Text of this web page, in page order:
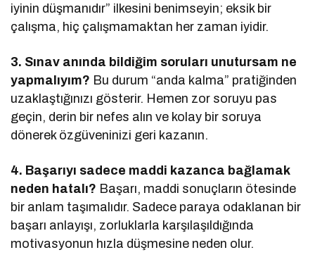
iyinin düşmanıdır” ilkesini benimseyin; eksik bir
çalışma, hiç çalışmamaktan her zaman iyidir.
3. Sınav anında bildiğim soruları unutursam ne
yapmalıyım? Bu durum “anda kalma” pratiğinden
uzaklaştığınızı gösterir. Hemen zor soruyu pas
geçin, derin bir nefes alın ve kolay bir soruya
dönerek özgüveninizi geri kazanın.
4. Başarıyı sadece maddi kazanca bağlamak
neden hatalı? Başarı, maddi sonuçların ötesinde
bir anlam taşımalıdır. Sadece paraya odaklanan bir
başarı anlayışı, zorluklarla karşılaşıldığında
motivasyonun hızla düşmesine neden olur.